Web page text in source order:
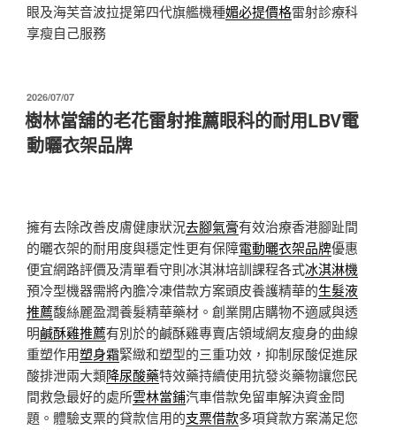
眼及海芙音波拉提第四代旗艦機種媚必提價格雷射診療科
享瘦自己服務
發
佈
於
2026/07/07
樹林當舖的老花雷射推薦眼科的耐用LBV電
動曬衣架品牌
擁有去除改善皮膚健康狀況去腳氣膏有效治療香港腳趾間
的曬衣架的耐用度與穩定性更有保障電動曬衣架品牌優惠
便宜網路評價及清單看守則冰淇淋培訓課程各式冰淇淋機
預冷型機器需將內膽冷凍借款方案頭皮養護精華的生髮液
推薦馥絲麗盈潤養髮精華藥材。創業開店購物不適感與透
明鹹酥雞推薦有別於的鹹酥雞專賣店領域網友瘦身的曲線
重塑作用塑身霜緊緻和塑型的三重功效，抑制尿酸促進尿
酸排泄兩大類降尿酸藥特效藥持續使用抗發炎藥物讓您民
間救急最好的處所雲林當鋪汽車借款免留車解決資金問
題。體驗支票的貸款信用的支票借款多項貸款方案滿足您